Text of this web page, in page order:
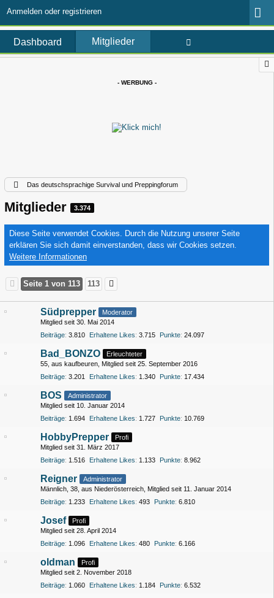
Anmelden oder registrieren
Dashboard Mitglieder
- WERBUNG -
Das deutschsprachige Survival und Preppingforum
Mitglieder 3.374
Diese Seite verwendet Cookies. Durch die Nutzung unserer Seite
erklären Sie sich damit einverstanden, dass wir Cookies setzen.
Weitere Informationen
Seite 1 von 113 113
Südprepper
Moderator
Mitglied seit 30. Mai 2014
Beiträge 3.810 Erhaltene Likes 3.715 Punkte 24.097
Bad_BONZO
Erleuchteter
55 aus kaufbeuren Mitglied seit 25. September 2016
Beiträge 3.201 Erhaltene Likes 1.340 Punkte 17.434
BOS
Administrator
Mitglied seit 10. Januar 2014
Beiträge 1.694 Erhaltene Likes 1.727 Punkte 10.769
HobbyPrepper
Profi
Mitglied seit 31. März 2017
Beiträge 1.516 Erhaltene Likes 1.133 Punkte 8.962
Reigner
Administrator
Männlich 38 aus Niederösterreich Mitglied seit 11. Januar 2014
Beiträge 1.233 Erhaltene Likes 493 Punkte 6.810
Josef
Profi
Mitglied seit 28. April 2014
Beiträge 1.096 Erhaltene Likes 480 Punkte 6.166
oldman
Profi
Mitglied seit 2. November 2018
Beiträge 1.060 Erhaltene Likes 1.184 Punkte 6.532